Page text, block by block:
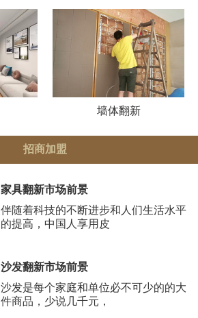
墙体翻新
招商加盟
家具翻新市场前景
伴随着科技的不断进步和人们生活水平
的提高，中国人享用皮
沙发翻新市场前景
沙发是每个家庭和单位必不可少的的大
件商品，少说几千元，